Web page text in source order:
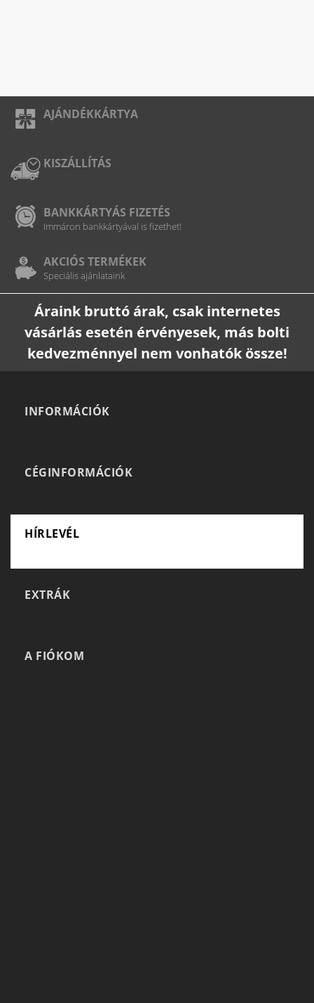
AJÁNDÉKKÁRTYA
KISZÁLLÍTÁS
BANKKÁRTYÁS FIZETÉS
Immáron bankkártyával is fizethet!
AKCIÓS TERMÉKEK
Speciális ajánlataink
Áraink bruttó árak, csak internetes
vásárlás esetén érvényesek, más bolti
kedvezménnyel nem vonhatók össze!
INFORMÁCIÓK
CÉGINFORMÁCIÓK
HÍRLEVÉL
EXTRÁK
A FIÓKOM